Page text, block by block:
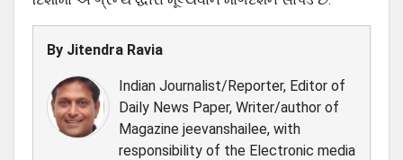
By Jitendra Ravia
Indian Journalist/Reporter, Editor of
Daily News Paper, Writer/author of
Magazine jeevanshailee, with
responsibility of the Electronic media